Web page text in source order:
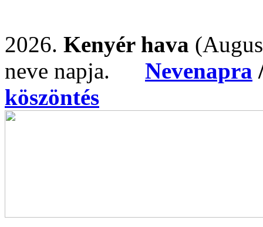
2026. Kenyér hava
neve napja. Nevenapra
köszöntés